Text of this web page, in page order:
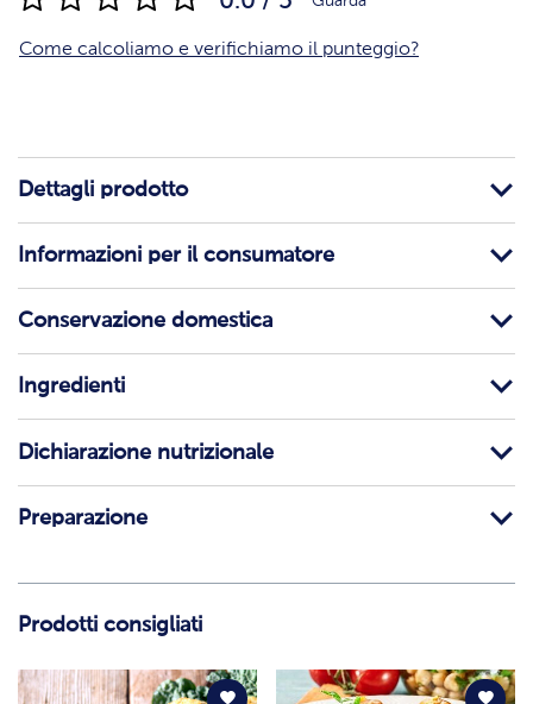
Come calcoliamo e verifichiamo il punteggio?
Dettagli prodotto
Informazioni per il consumatore
Conservazione domestica
Ingredienti
Dichiarazione nutrizionale
Preparazione
Prodotti consigliati